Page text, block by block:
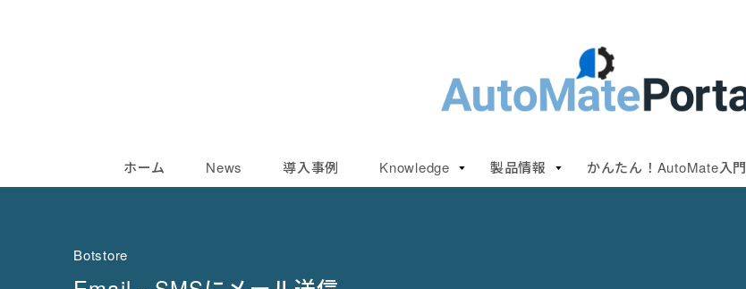
ホーム News 導入事例 Knowledge 製品情報 かんたん！AutoMate入門
Botstore